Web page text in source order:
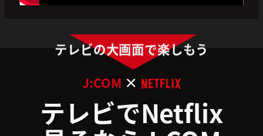
テレビの大画面で楽しもう
J:COM ×
テレビでNetflix